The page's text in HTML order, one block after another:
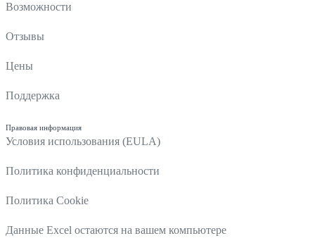
Возможности
Отзывы
Цены
Поддержка
Правовая информация
Условия использования (EULA)
Политика конфиденциальности
Политика Cookie
Данные Excel остаются на вашем компьютере